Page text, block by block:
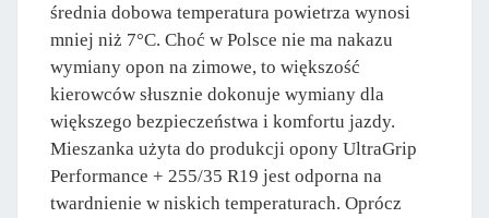
średnia dobowa temperatura powietrza wynosi
mniej niż 7°C. Choć w Polsce nie ma nakazu
wymiany opon na zimowe, to większość
kierowców słusznie dokonuje wymiany dla
większego bezpieczeństwa i komfortu jazdy.
Mieszanka użyta do produkcji opony UltraGrip
Performance + 255/35 R19 jest odporna na
twardnienie w niskich temperaturach. Oprócz